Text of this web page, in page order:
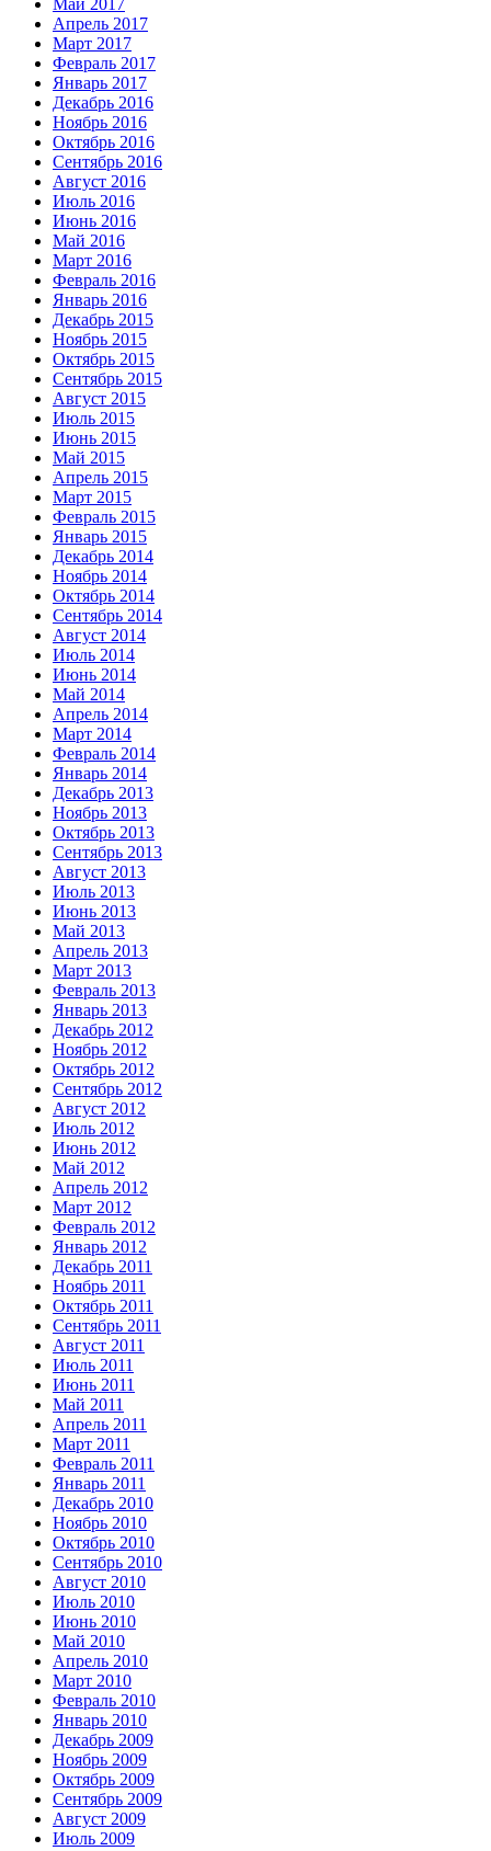
Май 2017
Апрель 2017
Март 2017
Февраль 2017
Январь 2017
Декабрь 2016
Ноябрь 2016
Октябрь 2016
Сентябрь 2016
Август 2016
Июль 2016
Июнь 2016
Май 2016
Март 2016
Февраль 2016
Январь 2016
Декабрь 2015
Ноябрь 2015
Октябрь 2015
Сентябрь 2015
Август 2015
Июль 2015
Июнь 2015
Май 2015
Апрель 2015
Март 2015
Февраль 2015
Январь 2015
Декабрь 2014
Ноябрь 2014
Октябрь 2014
Сентябрь 2014
Август 2014
Июль 2014
Июнь 2014
Май 2014
Апрель 2014
Март 2014
Февраль 2014
Январь 2014
Декабрь 2013
Ноябрь 2013
Октябрь 2013
Сентябрь 2013
Август 2013
Июль 2013
Июнь 2013
Май 2013
Апрель 2013
Март 2013
Февраль 2013
Январь 2013
Декабрь 2012
Ноябрь 2012
Октябрь 2012
Сентябрь 2012
Август 2012
Июль 2012
Июнь 2012
Май 2012
Апрель 2012
Март 2012
Февраль 2012
Январь 2012
Декабрь 2011
Ноябрь 2011
Октябрь 2011
Сентябрь 2011
Август 2011
Июль 2011
Июнь 2011
Май 2011
Апрель 2011
Март 2011
Февраль 2011
Январь 2011
Декабрь 2010
Ноябрь 2010
Октябрь 2010
Сентябрь 2010
Август 2010
Июль 2010
Июнь 2010
Май 2010
Апрель 2010
Март 2010
Февраль 2010
Январь 2010
Декабрь 2009
Ноябрь 2009
Октябрь 2009
Сентябрь 2009
Август 2009
Июль 2009